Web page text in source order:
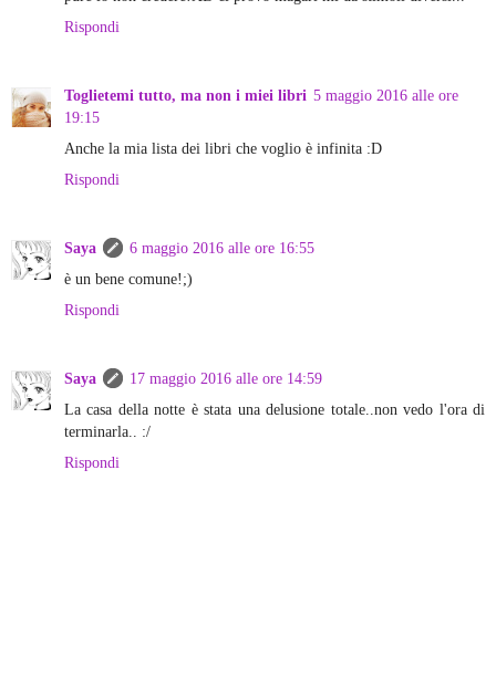
Rispondi
Toglietemi tutto, ma non i miei libri 5 maggio 2016 alle ore
19:15
Anche la mia lista dei libri che voglio è infinita :D
Rispondi
Saya
6 maggio 2016 alle ore 16:55
è un bene comune!;)
Rispondi
Saya
17 maggio 2016 alle ore 14:59
La casa della notte è stata una delusione totale..non vedo l'ora di
terminarla.. :/
Rispondi